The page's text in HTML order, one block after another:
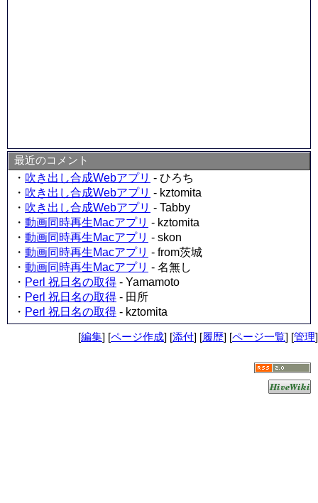
最近のコメント
・ 吹き出し合成Webアプリ - ひろち
・ 吹き出し合成Webアプリ - kztomita
・ 吹き出し合成Webアプリ - Tabby
・ 動画同時再生Macアプリ - kztomita
・ 動画同時再生Macアプリ - skon
・ 動画同時再生Macアプリ - from茨城
・ 動画同時再生Macアプリ - 名無し
・ Perl 祝日名の取得 - Yamamoto
・ Perl 祝日名の取得 - 田所
・ Perl 祝日名の取得 - kztomita
[編集] [ページ作成] [添付] [履歴] [ページ一覧] [管理]